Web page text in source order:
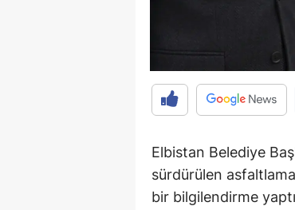
Elbistan Belediye
sürdürülen
bir bilgilendirme